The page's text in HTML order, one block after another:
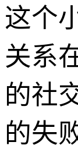
这个
关系
的社
的失